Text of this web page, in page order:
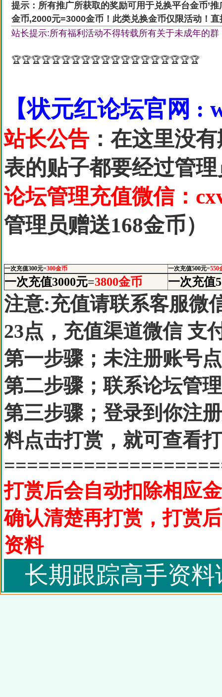
提示：所有推广所获取的奖励可用于兑换平台金币’
金币,2000元=3000金币！此类兑换金币仅限活动！
站长提示:所有福利活动不得转载所有关于未成年的
🏆🏆🏆🏆🏆🏆🏆🏆🏆🏆🏆🏆🏆🏆🏆🏆🏆🏆🏆
【状元红论坛官网 :
站长公告：在这里没
表的贴子都要经过管
论坛管理充值微信：
管理员赠送168金币）
一次充值300元=300金币 一次充值500元=550
一次充值3000元=3800金币 一次充值
注意:充值请联系客服微
23点，充值渠道微信 支
第一步骤；未注册账号
第二步骤；联系论坛管
第三步骤；登录到你注
料点击打赏，就可查看
打赏后会自动扣除相应
确认清楚再打赏，打赏
资料
长期跟踪高手资